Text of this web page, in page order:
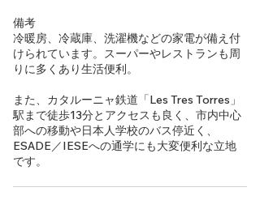
備考
冷暖房、冷蔵庫、洗濯機などの家電が備え付
けられています。スーパーやレストランも周
りに多くあり生活便利。
また、カタルーニャ鉄道「Les Tres Torres」
駅まで徒歩13分とアクセスも良く、市内中心
部への移動や日本人学校のバス停近く、
ESADE／IESEへの通学にも大変便利な立地
です。